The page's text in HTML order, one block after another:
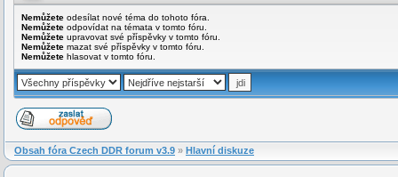
Nemůžete odesílat nové téma do tohoto fóra.
Nemůžete odpovídat na témata v tomto fóru.
Nemůžete upravovat své příspěvky v tomto fóru.
Nemůžete mazat své příspěvky v tomto fóru.
Nemůžete hlasovat v tomto fóru.
Obsah fóra Czech DDR forum v3.9 » Hlavní diskuze